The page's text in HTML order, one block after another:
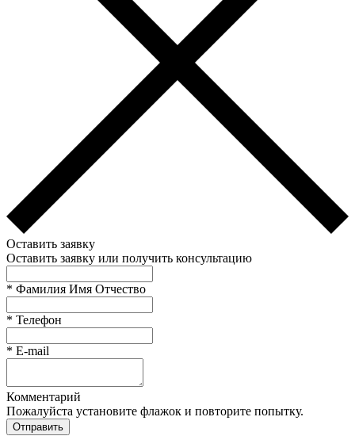
Оставить заявку
Оставить заявку или получить консультацию
* Фамилия Имя Отчество
* Телефон
* E-mail
Комментарий
Пожалуйста установите флажок и повторите попытку.
Отправить